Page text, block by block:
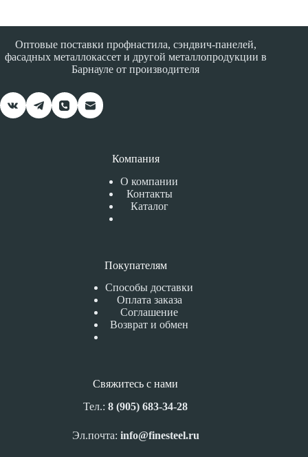
Оптовые поставки профнастила, сэндвич-панелей,
фасадных металлокассет и другой металлопродукции в
Барнауле от производителя
Компания
О компании
Контакты
Каталог
Покупателям
Способы доставки
Оплата заказа
Соглашение
Возврат и обмен
Свяжитесь с нами
Тел.:8 (905) 683-34-28
Эл.почта: info@finesteel.ru